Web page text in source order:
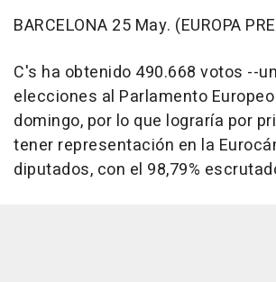
BARCELONA 25 May. (EUROPA
C's ha obtenido 490.668 votos --
elecciones al Parlamento
domingo, por lo que lograría por
tener representación en la
diputados, con el 98,79%